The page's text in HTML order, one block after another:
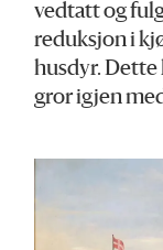
vedtatt og
reduksjon i
husdyr. Dette
gror igjen